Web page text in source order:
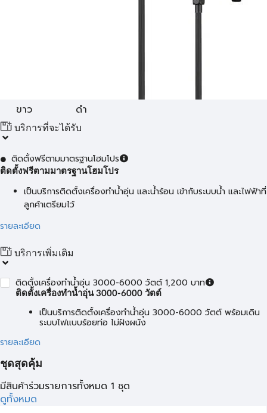
ขาว ดำ
บริการที่จะได้รับ
ติดตั้งฟรีตามมาตรฐานโฮมโปร
ติดตั้งฟรีตามมาตรฐานโฮมโปร
เป็นบริการติดตั้งเครื่องทำน้ำอุ่น และน้ำร้อน เข้ากับระบบน้ำ และไฟฟ้าที่
ลูกค้าเตรียมไว้
รายละเอียด
บริการเพิ่มเติม
ติดตั้งเครื่องทำน้ำอุ่น 3000-6000 วัตต์ 1,200 บาท
ติดตั้งเครื่องทำน้ำอุ่น 3000-6000 วัตต์
เป็นบริการติดตั้งเครื่องทำน้ำอุ่น 3000-6000 วัตต์ พร้อมเดิน
ระบบไฟแบบร้อยท่อ ไม่ฝังผนัง
รายละเอียด
ชุดสุดคุ้ม
มีสินค้าร่วมรายการทั้งหมด 1 ชุด
ดูทั้งหมด